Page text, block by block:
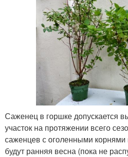
Саженец в горшке допускается
участок на протяжении всего
саженцев с оголенными
будут ранняя весна (пока не